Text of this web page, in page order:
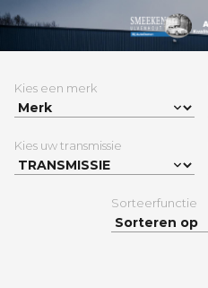
Kies een merk
Kies uw transmissie
Sorteerfunctie